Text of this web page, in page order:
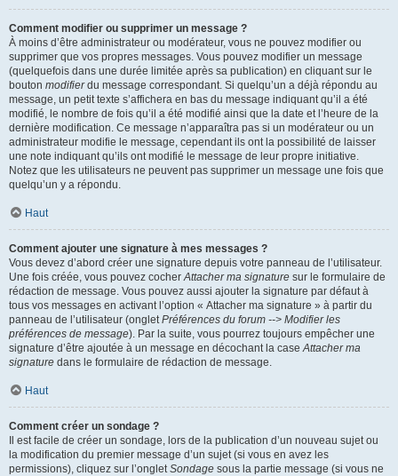
Comment modifier ou supprimer un message ?
À moins d’être administrateur ou modérateur, vous ne pouvez modifier ou
supprimer que vos propres messages. Vous pouvez modifier un message
(quelquefois dans une durée limitée après sa publication) en cliquant sur le
bouton modifierdu message correspondant. Si quelqu’un a déjà répondu au
message, un petit texte s’affichera en bas du message indiquant qu’il a été
modifié, le nombre de fois qu’il a été modifié ainsi que la date et l’heure de la
dernière modification. Ce message n’apparaîtra pas si un modérateur ou un
administrateur modifie le message, cependant ils ont la possibilité de laisser
une note indiquant qu’ils ont modifié le message de leur propre initiative.
Notez que les utilisateurs ne peuvent pas supprimer un message une fois que
quelqu’un y a répondu.
Haut
Comment ajouter une signature à mes messages ?
Vous devez d’abord créer une signature depuis votre panneau de l’utilisateur.
Une fois créée, vous pouvez cocherAttacher ma signature sur le formulaire de
rédaction de message. Vous pouvez aussi ajouter la signature par défaut à
tous vos messages en activant l’option « Attacher ma signature » à partir du
panneau de l’utilisateur (ongletPréférences du forum --> Modifier les
préférences de message). Par la suite, vous pourrez toujours empêcher une
signature d’être ajoutée à un message en décochant la caseAttacher ma
signature dans le formulaire de rédaction de message.
Haut
Comment créer un sondage ?
Il est facile de créer un sondage, lors de la publication d’un nouveau sujet ou
la modification du premier message d’un sujet (si vous en avez les
permissions), cliquez sur l’ongletSondage sous la partie message (si vous ne